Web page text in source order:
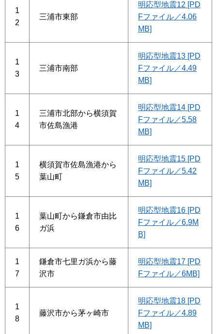
1
2
三浦市東部
明応型地震12 [PD
Fファイル／4.06
MB]
1
3
三浦市南部
明応型地震13 [PD
Fファイル／4.49
MB]
1
4
三浦市北部から横須賀
市佐島漁港
明応型地震14 [PD
Fファイル／5.58
MB]
1
5
横須賀市佐島漁港から
葉山町
明応型地震15 [PD
Fファイル／5.42
MB]
1
6
葉山町から鎌倉市由比
ガ浜
明応型地震16 [PD
Fファイル／6.9M
B]
1
7
鎌倉市七里ガ浜から藤
沢市
明応型地震17 [PD
Fファイル／6MB]
1
8
藤沢市から茅ヶ崎市
明応型地震18 [PD
Fファイル／4.89
MB]